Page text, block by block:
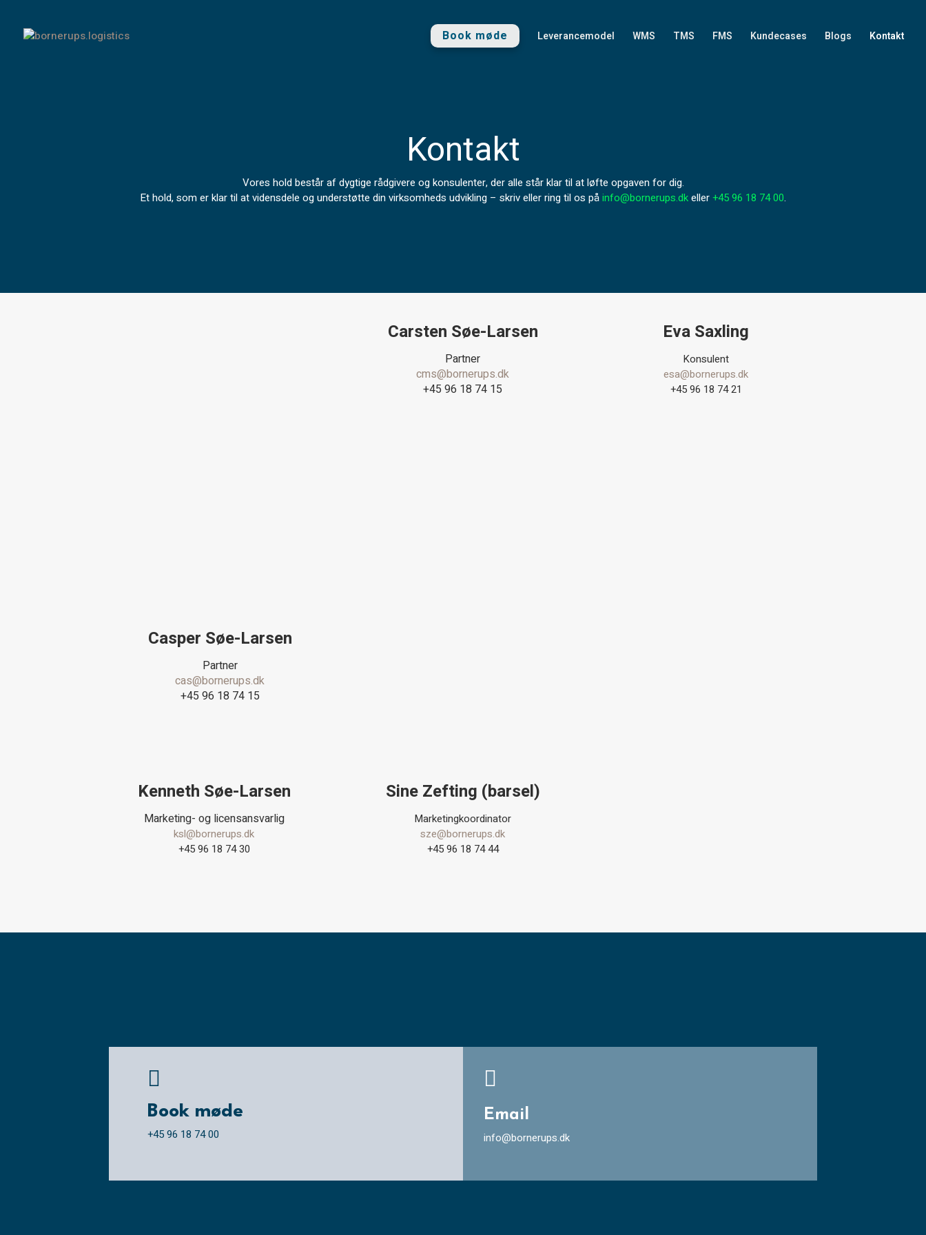
Book møde Leverancemodel WMS TMS FMS Kundecases Blogs Kontakt
Kontakt
Vores hold består af dygtige rådgivere og konsulenter, der alle står klar til at løfte opgaven for dig.
Et hold, som er klar til at vidensdele og understøtte din virksomheds udvikling – skriv eller ring til os påinfo@bornerups.dkeller+45 96 18 74 00.
Casper Søe-Larsen
Partner
cas@bornerups.dk
+45 96 18 74 15
Carsten Søe-Larsen
Partner
cms@bornerups.dk
+45 96 18 74 15
Eva Saxling
Konsulent
esa@bornerups.dk
+45 96 18 74 21
Kenneth Søe-Larsen
Marketing- og licensansvarlig
ksl@bornerups.dk
+45 96 18 74 30
Sine Zefting (barsel)
Marketingkoordinator
sze@bornerups.dk
+45 96 18 74 44

Book møde
+45 96 18 74 00

Email
info@bornerups.dk